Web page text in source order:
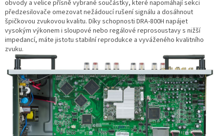
obvody a velice přísně vybrané součástky, které napomáhají sekci
předzesilovače omezovat nežádoucí rušení signálu a dosáhnout
špičkovou zvukovou kvalitu. Díky schopnosti DRA-800H napájet
vysokým výkonem i sloupové nebo regálové reprosoustavy s nižší
impedancí, máte jistotu stabilní reprodukce a vyváženého kvalitního
zvuku.